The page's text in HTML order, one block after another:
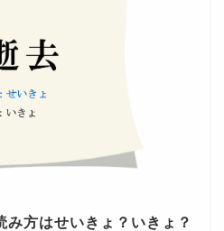
み方はせいきょ？いきょ？